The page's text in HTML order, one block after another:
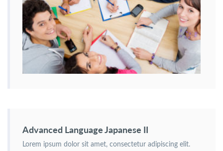
Advanced Language Japanese II
Lorem ipsum dolor sit amet, consectetur adipiscing elit.